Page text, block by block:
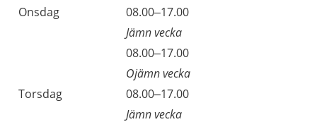
Onsdag
08.00–17.00
Jämn vecka
08.00–17.00
Ojämn vecka
Torsdag
08.00–17.00
Jämn vecka